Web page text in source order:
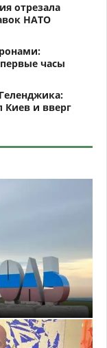
отрезала
НАТО
часы
Киев и вверг